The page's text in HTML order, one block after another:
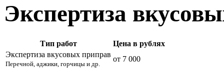
Экспертиза
Тип работ
Цена в рублях
Экспертиза вкусовых приправ
Перечной, аджики, горчицы и др.
от 7 000